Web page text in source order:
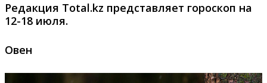
Редакция Total.kz представляет гороскоп на
12-18 июля.
Овен